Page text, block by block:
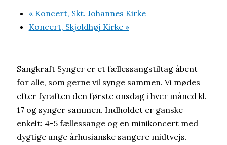
«Koncert, Skt. Johannes Kirke
Koncert, Skjoldhøj Kirke »
Sangkraft Synger er et fællessangstiltag åbent
for alle, som gerne vil synge sammen. Vi mødes
efter fyraften den første onsdag i hver måned kl.
17 og synger sammen. Indholdet er ganske
enkelt: 4-5 fællessange og en minikoncert med
dygtige unge århusianske sangere midtvejs.